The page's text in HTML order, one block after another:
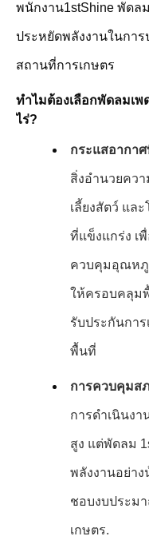
พนักงาน1stShine พัดล
ประหยัดพลังงานในการ
สถานที่การเกษตร
ทําไมต้องเลือกพัดลมเ
ไร่?
กระแสอากา
สิ่งอํานวยควา
เลี้ยงสัตว์ แล
ที่แข็งแกร่ง เ
ควบคุมอุณหภู
ให้ครอบคลุม
รับประกันกา
พื้นที่
การควบคุมส
การดําเนินง
สูง แต่พัดลม
พลังงานอย่าง
ชอบงบประม
เกษตร.